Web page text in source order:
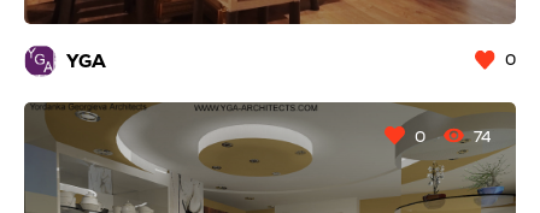
YGA 0
0 74